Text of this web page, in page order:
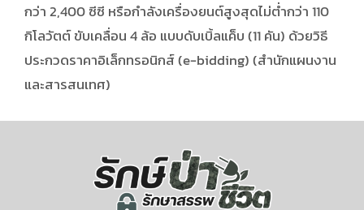
กว่า 2,400 ซีซี หรือกำลังเครื่องยนต์สูงสุดไม่ต่ำกว่า 110
กิโลวัตต์ ขับเคลื่อน 4 ล้อ แบบดับเบิ้ลแค็บ (11 คัน) ด้วยวิธี
ประกวดราคาอิเล็กทรอนิกส์ (e-bidding) (สำนักแผนงาน
และสารสนเทศ)